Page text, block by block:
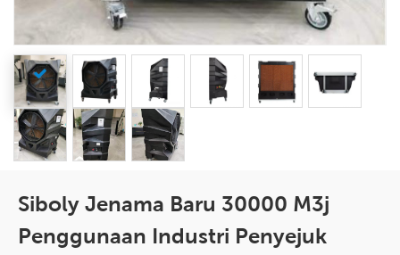
Siboly Jenama Baru 30000 M3j
Penggunaan Industri Penyejuk